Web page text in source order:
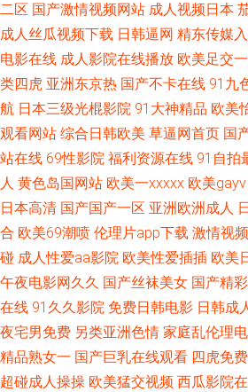
91色频 婷婷激情进入 极品色视频导航 精品视
花直播漏点 美女WWW1口 男人天堂av导航 欧
久草福利资源网 狼人干综合色网 91娱乐综合 伊
爱短视频 黑马性交影院 色伦五月天 亚洲最大成
三分钟 黄色网入口站未满18 欧美妞干网 九九
费 亚洲日韩成人网在线 91黑丝美女在线观看
人网站 大香蕉肏屄丁香 久久思精品视频 日韩
二区 国产激情视频网站 成人视频日本
成人丝瓜视频下载 日韩逼网 精东传媒
电影在线 成人影院在线播放 欧美足交
类四虎 亚洲东京热 国产不卡在线 91九
航 日本三级光棍影院 91大神精品 欧美
观看网站 综合日韩欧美 草逼网首页 国
站在线 69性影院 福利资源在线 91自拍
人 黄色岛国网站 欧美一xxxxx 欧美gayv
日本高清 国产国产一区 亚洲欧洲成人
合 欧美69潮喷 伦理片app下载 激情视
碰 成人性爱aa影院 欧美性爱插插 欧美
午夜电影网久久 国产丝袜美女 国产精
在线 91久久影院 免费日韩电影 日韩成
夜宅男免费 另类亚洲色情 家庭乱伦理
精品熟女一 国产巨乳在线观看 四虎免
超碰成人操操 欧美猛交视频 西瓜影院